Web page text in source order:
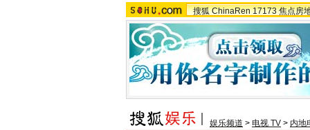
搜狐 ChinaRen 17173 焦点房
娱乐频道 > 电视 TV > 内地